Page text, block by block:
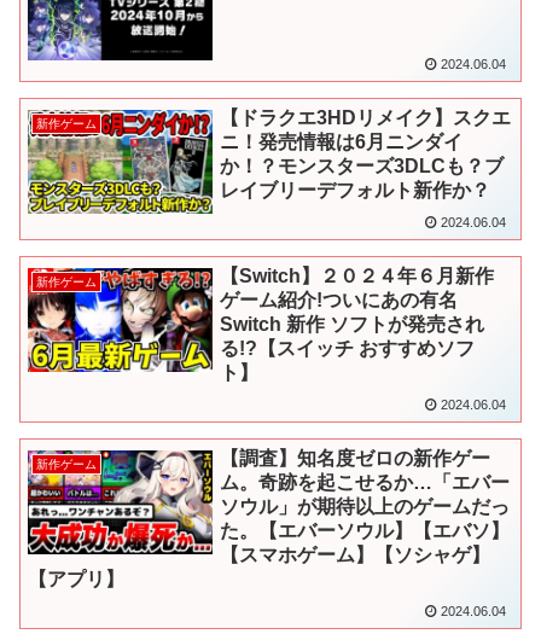
2024.06.04
新作ゲーム
【ドラクエ3HDリメイク】スクエ
ニ！発売情報は6月ニンダイ
か！？モンスターズ3DLCも？ブ
レイブリーデフォルト新作か？
2024.06.04
新作ゲーム
【Switch】２０２４年６月新作
ゲーム紹介!ついにあの有名
Switch 新作 ソフトが発売され
る!?【スイッチ おすすめソフ
ト】
2024.06.04
新作ゲーム
【調査】知名度ゼロの新作ゲー
ム。奇跡を起こせるか…「エバー
ソウル」が期待以上のゲームだっ
た。【エバーソウル】【エバソ】
【スマホゲーム】【ソシャゲ】
【アプリ】
2024.06.04